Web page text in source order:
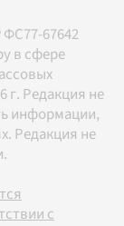
67642
в сфере
г. Редакция не
информации,
Редакция не
с